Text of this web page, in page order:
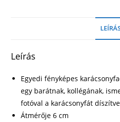
Leírás
Egyedi fényképes
egy barátnak, kollégának,
fotóval a karácsonyfát
Átmérője 6 cm